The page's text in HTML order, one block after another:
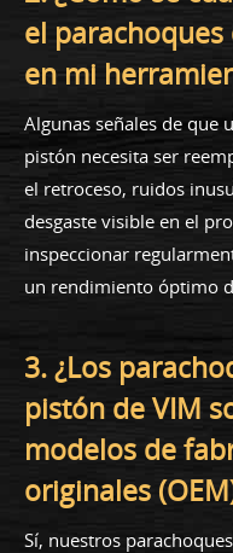
el
en mi
Algunas señales de que
pistón necesita ser
el retroceso, ruidos
desgaste visible en el
inspeccionar
un rendimiento óptimo
3. ¿Los
pistón de VIM
modelos de
originales
Sí, nuestros